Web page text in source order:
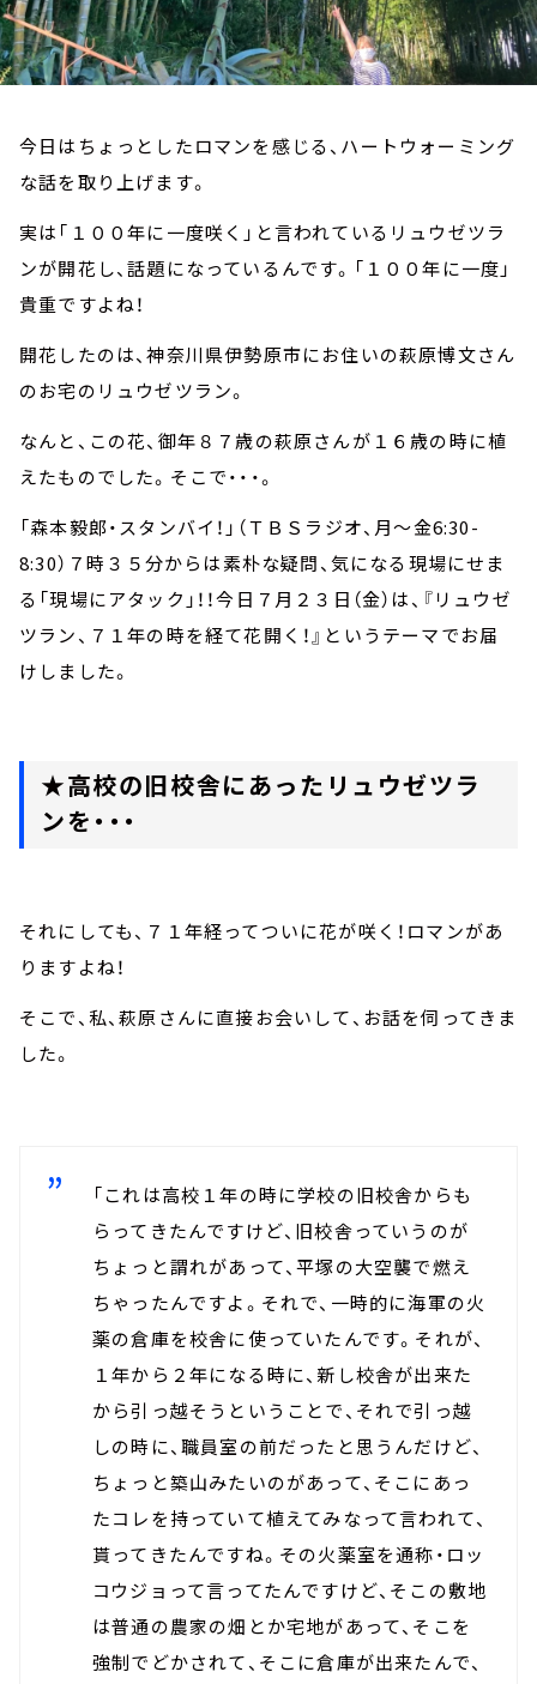
今日はちょっとしたロマンを感じる、ハートウォーミング
な話を取り上げます。
実は「１００年に一度咲く」と言われているリュウゼツラ
ンが開花し、話題になっているんです。「１００年に一度」
貴重ですよね！
開花したのは、神奈川県伊勢原市にお住いの萩原博文さん
のお宅のリュウゼツラン。
なんと、この花、御年８７歳の萩原さんが１６歳の時に植
えたものでした。そこで・・・。
「森本毅郎・スタンバイ！」（ＴＢＳラジオ、月～金6:30-
8:30）７時３５分からは素朴な疑問、気になる現場にせま
る「現場にアタック」！！今日７月２３日（金）は、『リュウゼ
ツラン、７１年の時を経て花開く！』というテーマでお届
けしました。
★高校の旧校舎にあったリュウゼツラ
ンを・・・
それにしても、７１年経ってついに花が咲く！ロマンがあ
りますよね！
そこで、私、萩原さんに直接お会いして、お話を伺ってきま
した。
「これは高校１年の時に学校の旧校舎からも
らってきたんですけど、旧校舎っていうのが
ちょっと謂れがあって、平塚の大空襲で燃え
ちゃったんですよ。それで、一時的に海軍の火
薬の倉庫を校舎に使っていたんです。それが、
１年から２年になる時に、新し校舎が出来た
から引っ越そうということで、それで引っ越
しの時に、職員室の前だったと思うんだけど、
ちょっと築山みたいのがあって、そこにあっ
たコレを持っていて植えてみなって言われて、
貰ってきたんですね。その火薬室を通称・ロッ
コウジョって言ってたんですけど、そこの敷地
は普通の農家の畑とか宅地があって、そこを
強制でどかされて、そこに倉庫が出来たんで、